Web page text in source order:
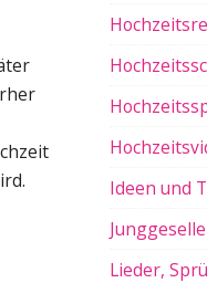
Ideen und
Lieder,